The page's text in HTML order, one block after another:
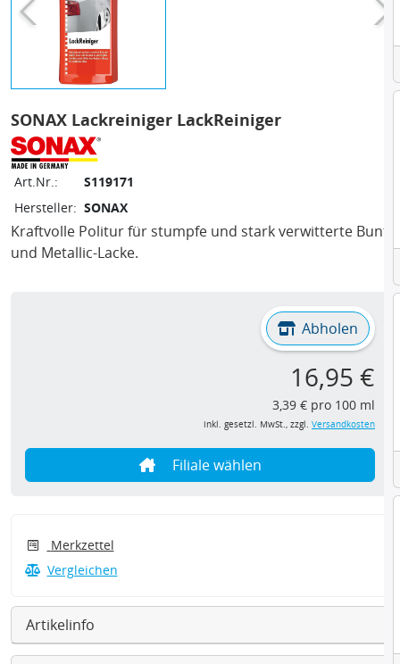
SONAX Lackreiniger LackReiniger
Art.Nr.:
S119171
Hersteller: SONAX
Kraftvolle Politur für stumpfe und stark verwitterte Bunt-
und Metallic-Lacke.
Abholen
16,95 €
3,39 € pro 100 ml
inkl. gesetzl. MwSt., zzgl. Versandkosten
Filiale wählen
Merkzettel
Vergleichen
Artikelinfo